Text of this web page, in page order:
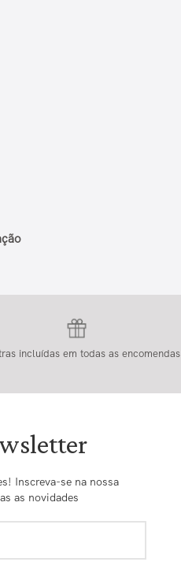
incluídas em todas as encomendas
Inscreva-se na nossa
as novidades